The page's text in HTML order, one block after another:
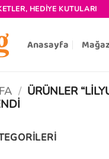
HEDIYE KUTULARI
Anasayfa
/ ÜRÜNLER